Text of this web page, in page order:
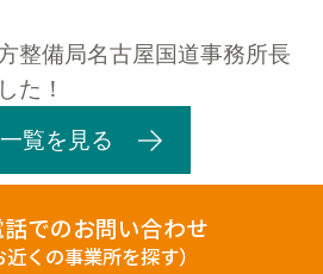
整備局名古屋国道事務所長
た！
一覧を見る
話でのお問い合わせ
近くの事業所を探す）